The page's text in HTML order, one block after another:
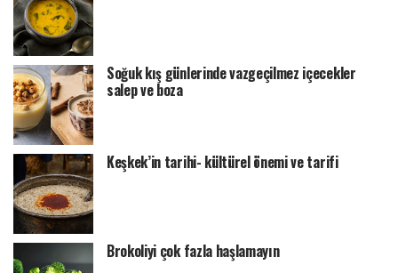
Soğuk kış günlerinde vazgeçilmez içecekler
salep ve boza
Keşkek’in tarihi- kültürel önemi ve tarifi
Brokoliyi çok fazla haşlamayın